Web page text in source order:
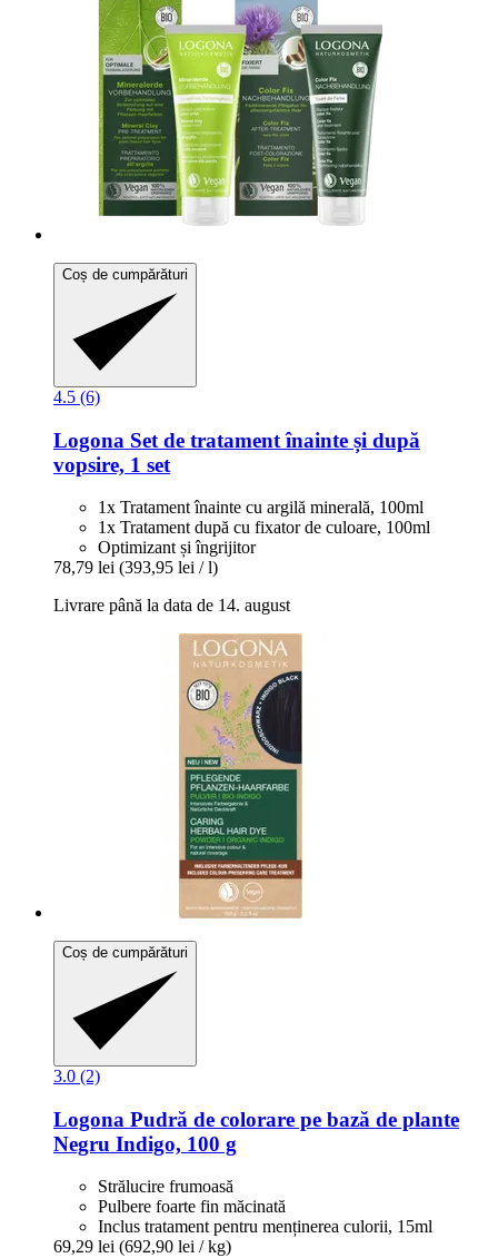
Coș de cumpărături
4.5 (6)
Logona Set de tratament înainte și după
vopsire, 1 set
1x Tratament înainte cu argilă minerală, 100ml
1x Tratament după cu fixator de culoare, 100ml
Optimizant și îngrijitor
78,79 lei (393,95 lei / l)
Livrare până la data de 14. august
Coș de cumpărături
3.0 (2)
Logona Pudră de colorare pe bază de plante
Negru Indigo, 100 g
Strălucire frumoasă
Pulbere foarte fin măcinată
Inclus tratament pentru menținerea culorii, 15ml
69,29 lei (692,90 lei / kg)